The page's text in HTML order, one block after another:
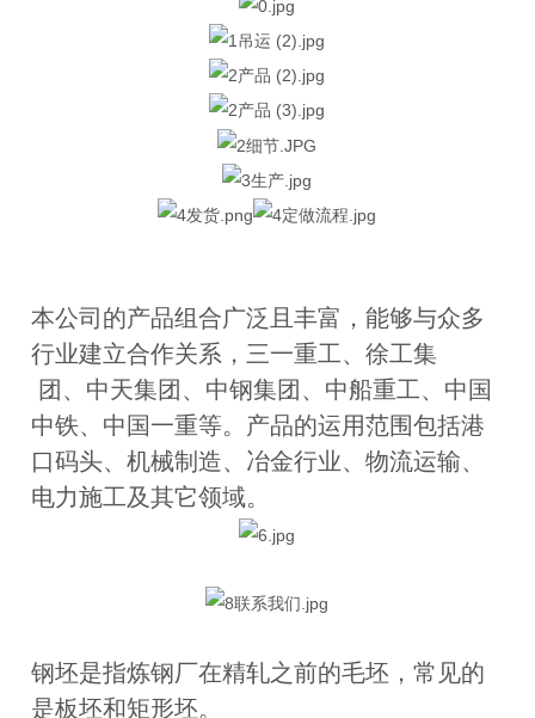
本公司的产品组合广泛且丰富，能够与众多
行业建立合作关系，三一重工、徐工集
团、中天集团、中钢集团、中船重工、中国
中铁、中国一重等。产品的运用范围包括港
口码头、机械制造、冶金行业、物流运输、
电力施工及其它领域。
钢坯是指炼钢厂在精轧之前的毛坯，常见的
是板坯和矩形坯。